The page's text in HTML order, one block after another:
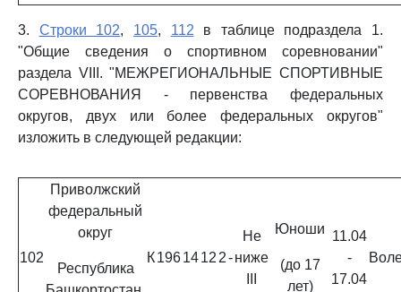
3. Строки 102, 105, 112 в таблице подраздела 1.
"Общие сведения о спортивном соревновании"
раздела VIII. "МЕЖРЕГИОНАЛЬНЫЕ СПОРТИВНЫЕ
СОРЕВНОВАНИЯ - первенства федеральных
округов, двух или более федеральных округов"
изложить в следующей редакции:
102
Приволжский
федеральный
округ
Республика
К1961412 2-
Не
ниже
Юноши
(до 17
лет)
11.04
-
17.04